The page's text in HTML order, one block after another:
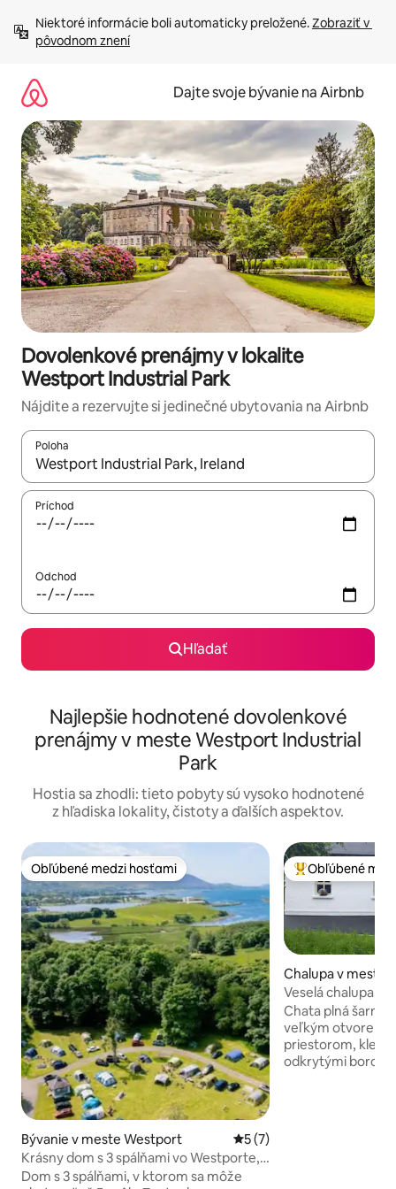
obsah.
Niektoré informácie boli automaticky preložené. Zobraziť v
pôvodnom znení
Dajte svoje bývanie na Airbnb
Dovolenkové prenájmy v lokalite
Westport Industrial Park
Nájdite a rezervujte si jedinečné ubytovania na Airbnb
Poloha
Keď budú výsledky k dispozícii, môžete si ich prechádzať
Príchod
Odchod
Hľadať
Najlepšie hodnotené dovolenkové
prenájmy v meste Westport Industrial
Park
Hostia sa zhodli: tieto pobyty sú vysoko hodnotené
z hľadiska lokality, čistoty a ďalších aspektov.
Obľúbené medzi hosťami
Obľúbené medzi hosťami
Bývanie v meste Westport Priemerné ohodnotenie 5
5 (7)
Krásny dom s 3 spálňami vo Westporte,
skvelá poloha
Dom s 3 spálňami, v ktorom sa môže
Najobľúbenejšie
Obľúbené
Chalupa v meste
Veselá chalupa so
starosvetského
Chata plná šarmu
veľkým
priestorom,
odkrytými